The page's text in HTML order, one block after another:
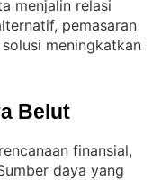
menjalin relasi
pemasaran
meningkatkan
Belut
finansial,
daya yang